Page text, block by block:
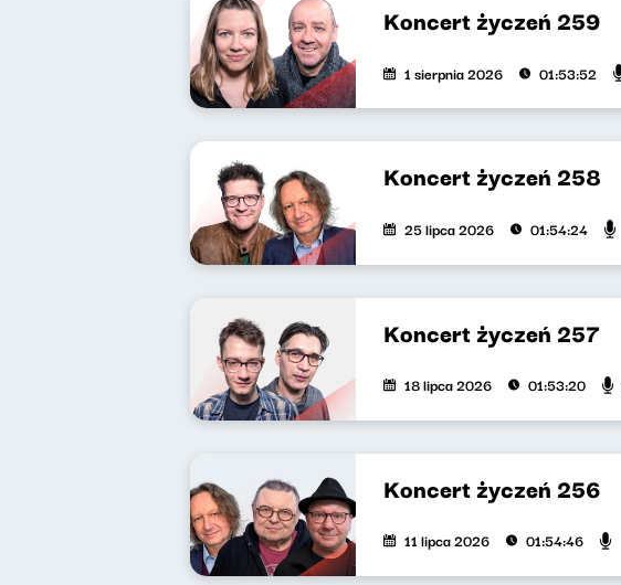
Koncert życzeń 259
1 sierpnia 2026 01:53:52
Koncert życzeń 258
25 lipca 2026 01:54:24
Koncert życzeń 257
18 lipca 2026 01:53:20
Koncert życzeń 256
11 lipca 2026 01:54:46